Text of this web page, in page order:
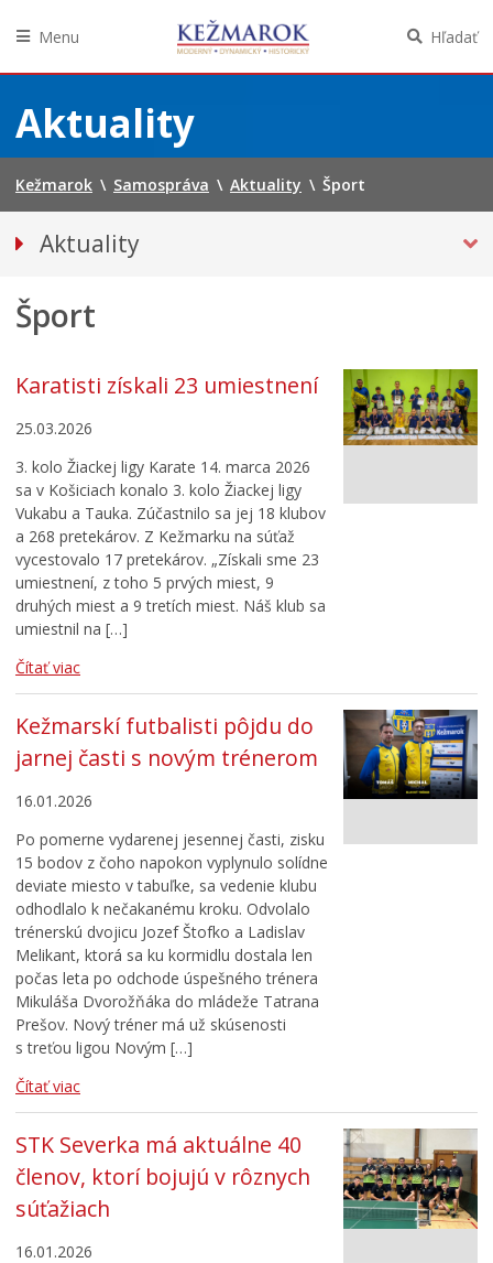
obsah
Menu Hľadať
Aktuality
Kežmarok \ Samospráva \ Aktuality \ Šport
Aktuality
Spravodajstvo
Kultúra
Školstvo
Zdravie
Cirkev
ŠPORT
Európska komunita športu 2024
Európske mestečko športu 2022
Šport
Karatisti získali 23 umiestnení
25.03.2026
3. kolo Žiackej ligy Karate 14. marca 2026
sa v Košiciach konalo 3. kolo Žiackej ligy
Vukabu a Tauka. Zúčastnilo sa jej 18 klubov
a 268 pretekárov. Z Kežmarku na súťaž
vycestovalo 17 pretekárov. „Získali sme 23
umiestnení, z toho 5 prvých miest, 9
druhých miest a 9 tretích miest. Náš klub sa
umiestnil na […]
Čítať viac
Kežmarskí futbalisti pôjdu do
jarnej časti s novým trénerom
16.01.2026
Po pomerne vydarenej jesennej časti, zisku
15 bodov z čoho napokon vyplynulo solídne
deviate miesto v tabuľke, sa vedenie klubu
odhodlalo k nečakanému kroku. Odvolalo
trénerskú dvojicu Jozef Štofko a Ladislav
Melikant, ktorá sa ku kormidlu dostala len
počas leta po odchode úspešného trénera
Mikuláša Dvorožňáka do mládeže Tatrana
Prešov. Nový tréner má už skúsenosti
s treťou ligou Novým […]
Čítať viac
STK Severka má aktuálne 40
členov, ktorí bojujú v rôznych
súťažiach
16.01.2026